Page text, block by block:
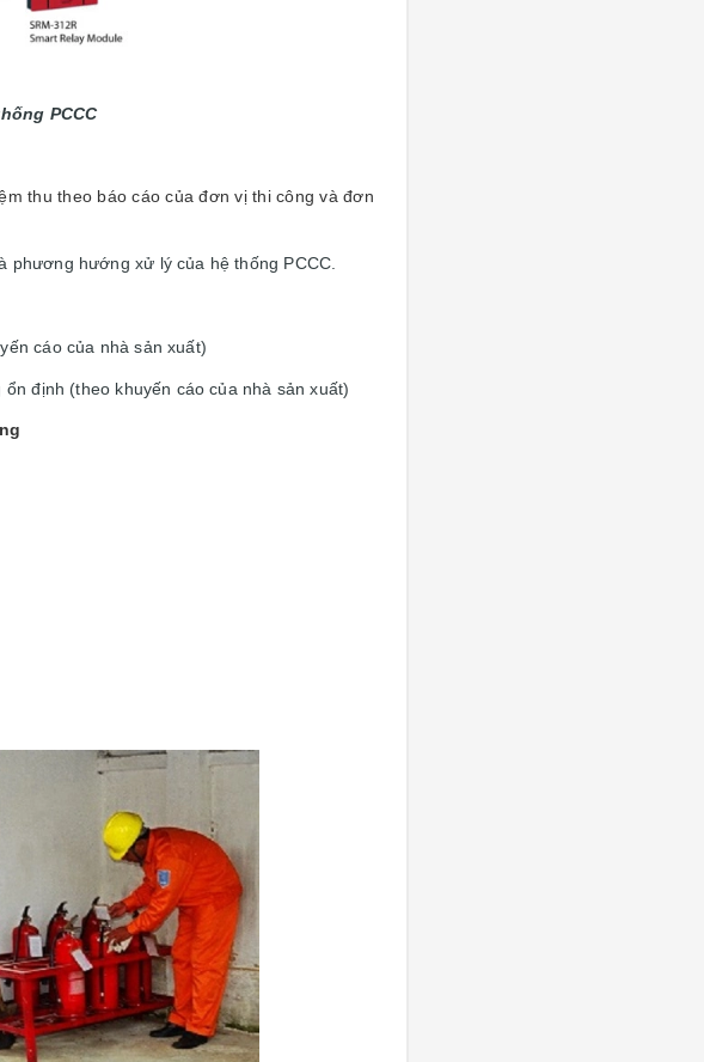
PCCC
thu theo báo cáo của đơn vị thi công và đơn
phương hướng xử lý của hệ thống PCCC.
cáo của nhà sản xuất)
định (theo khuyến cáo của nhà sản xuất)